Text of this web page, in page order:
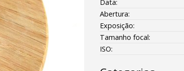
Data:
Abertura:
Exposição:
Tamanho focal:
ISO: